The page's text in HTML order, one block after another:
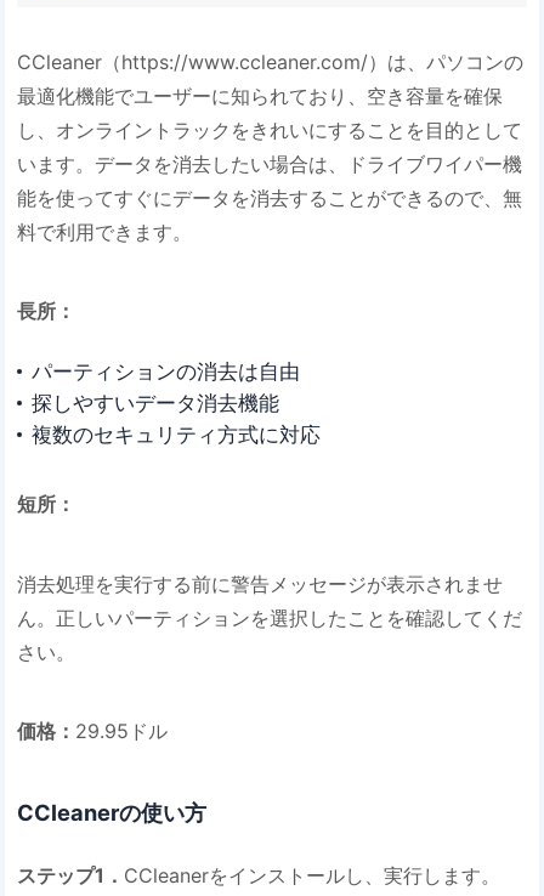
CCleaner（https://www.ccleaner.com/）は、パソコンの
最適化機能でユーザーに知られており、空き容量を確保
し、オンライントラックをきれいにすることを目的として
います。データを消去したい場合は、ドライブワイパー機
能を使ってすぐにデータを消去することができるので、無
料で利用できます。
長所：
パーティションの消去は自由
探しやすいデータ消去機能
複数のセキュリティ方式に対応
短所：
消去処理を実行する前に警告メッセージが表示されませ
ん。正しいパーティションを選択したことを確認してくだ
さい。
価格： 29.95ドル
CCleanerの使い方
ステップ1． CCleanerをインストールし、実行します。